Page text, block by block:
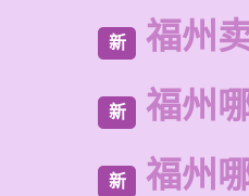
新 福州
新 福州
新 福州